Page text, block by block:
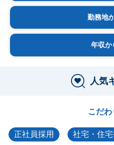
勤務地
年収か
人気
こだ
正社員採用 社宅・住